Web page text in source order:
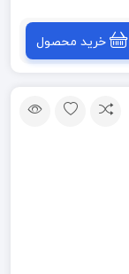
خرید محصول